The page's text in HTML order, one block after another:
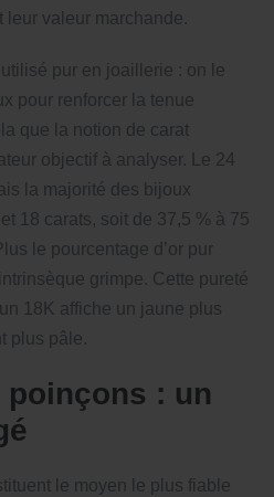
leur valeur marchande.
utilisé pur en joaillerie : on le
pour renforcer la tenue
que la notion de carat
objectif à analyser. Le 24
la majorité des bijoux
18 carats, soit de 37,5 % à 75
le pourcentage d’or pur
grimpe. Cette pureté
18K affiche un jaune plus
plus pâle.
: un
le moyen le plus fiable